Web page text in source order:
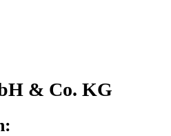
& Co. KG